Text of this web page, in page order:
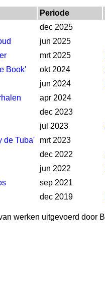
Periode
dec 2025
jun 2025
mrt 2025
Book'
okt 2024
jun 2024
apr 2024
dec 2023
jul 2023
de Tuba'
mrt 2023
dec 2022
jun 2022
sep 2021
dec 2019
werken uitgevoerd door